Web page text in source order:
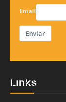
Email
Enviar
Links